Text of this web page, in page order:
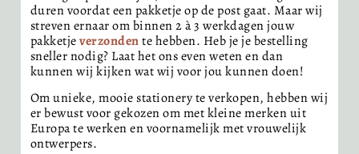
duren voordat een pakketje op de post gaat. Maar wij
streven ernaar om binnen 2 à 3 werkdagen jouw
pakketjeverzondente hebben. Heb je je bestelling
sneller nodig? Laat het ons even weten en dan
kunnen wij kijken wat wij voor jou kunnen doen!
Om unieke, mooie stationery te verkopen, hebben wij
er bewust voor gekozen om met kleine merken uit
Europa te werken en voornamelijk met vrouwelijk
ontwerpers.